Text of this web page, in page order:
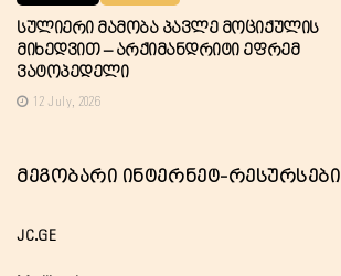
Სულიერი Მამობა Პავლე Მოციქულის
Მიხედვით – Არქიმანდრიტი Ეფრემ
Ვატოპედელი
12 July, 2026
Მეგობარი Ინტერნეტ-Რესურსები
JC.GE